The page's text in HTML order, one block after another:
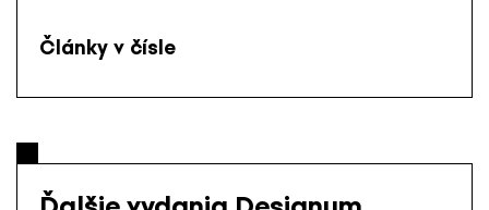
Články v čísle